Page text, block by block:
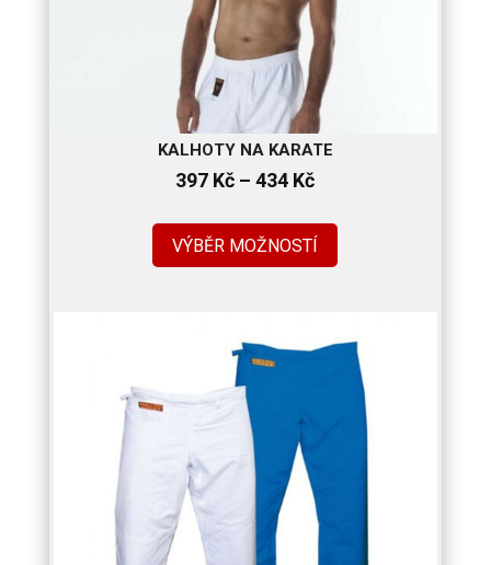
KALHOTY NA KARATE
397 Kč – 434 KčRozpětí
397 Kč
až
VÝBĚR MOŽNOSTÍ